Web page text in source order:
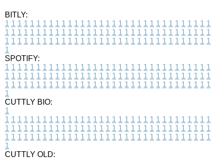
BITLY:
1 1 1 1 1 1 1 1 1 1 1 1 1 1 1 1 1 1 1 1 1 1 1 1 1 1 1 1 1 1 1 1 1
1 1 1 1 1 1 1 1 1 1 1 1 1 1 1 1 1 1 1 1 1 1 1 1 1 1 1 1 1 1 1 1 1
1 1 1 1 1 1 1 1 1 1 1 1 1 1 1 1 1 1 1 1 1 1 1 1 1 1 1 1 1 1 1 1 1
1
SPOTIFY:
1 1 1 1 1 1 1 1 1 1 1 1 1 1 1 1 1 1 1 1 1 1 1 1 1 1 1 1 1 1 1 1 1
1 1 1 1 1 1 1 1 1 1 1 1 1 1 1 1 1 1 1 1 1 1 1 1 1 1 1 1 1 1 1 1 1
1 1 1 1 1 1 1 1 1 1 1 1 1 1 1 1 1 1 1 1 1 1 1 1 1 1 1 1 1 1 1 1 1
1
CUTTLY BIO:
1
1 1 1 1 1 1 1 1 1 1 1 1 1 1 1 1 1 1 1 1 1 1 1 1 1 1 1 1 1 1 1 1 1
1 1 1 1 1 1 1 1 1 1 1 1 1 1 1 1 1 1 1 1 1 1 1 1 1 1 1 1 1 1 1 1 1
1 1 1 1 1 1 1 1 1 1 1 1 1 1 1 1 1 1 1 1 1 1 1 1 1 1 1 1 1 1 1 1 1
1
CUTTLY OLD: